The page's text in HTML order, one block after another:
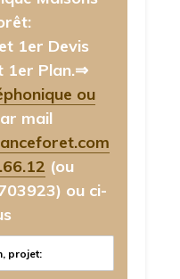
1er Devis
1er Plan.⇒
ou
mail
(ou
ou ci-